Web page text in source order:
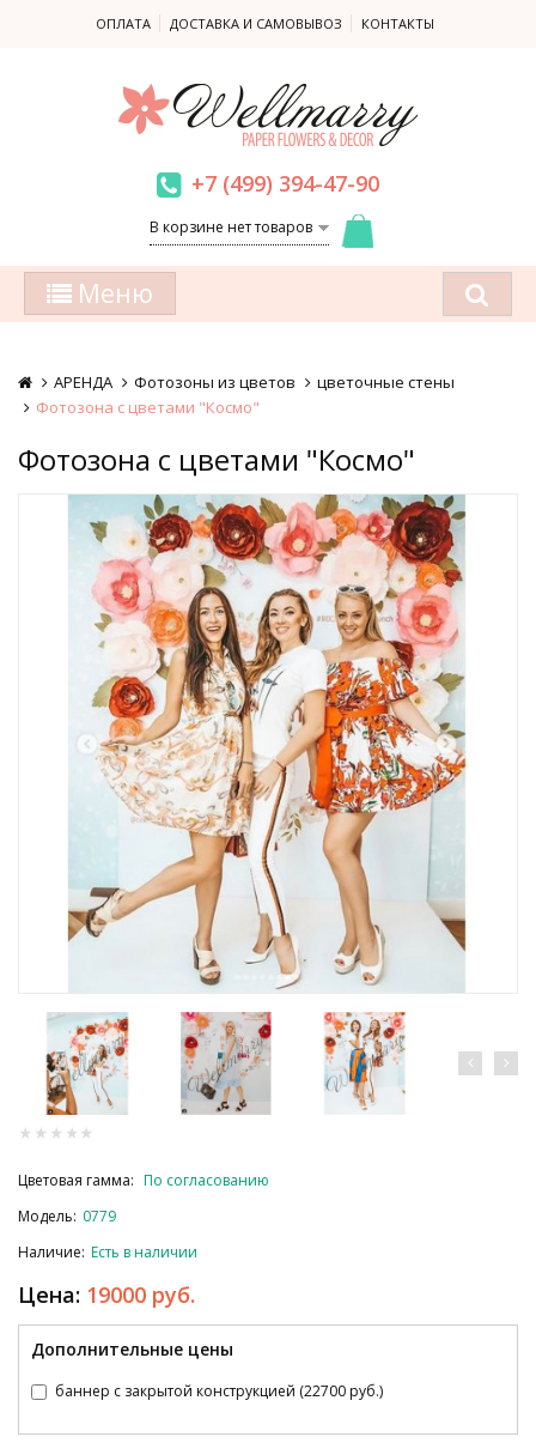
ОПЛАТА ДОСТАВКА И САМОВЫВОЗ КОНТАКТЫ
+7 (499) 394-47-90
В корзине нет товаров
Меню
АРЕНДА Фотозоны из цветов
цветочные стены
Фотозона с цветами "Космо"
Фотозона с цветами "Космо"
Цветовая гамма: По согласованию
Модель: 0779
Наличие: Есть в наличии
Цена: 19000 руб.
Дополнительные цены
баннер с закрытой конструкцией (22700 руб.)